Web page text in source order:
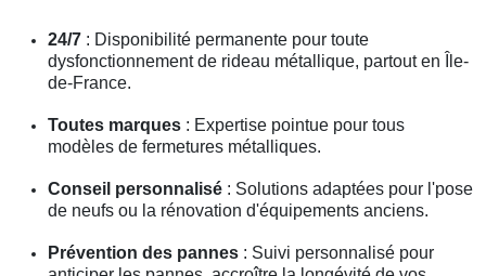
24/7 : Disponibilité permanente pour toute
dysfonctionnement de rideau métallique, partout en Île-
de-France.
Toutes marques : Expertise pointue pour tous
modèles de fermetures métalliques.
Conseil personnalisé : Solutions adaptées pour l'pose
de neufs ou la rénovation d'équipements anciens.
Prévention des pannes : Suivi personnalisé pour